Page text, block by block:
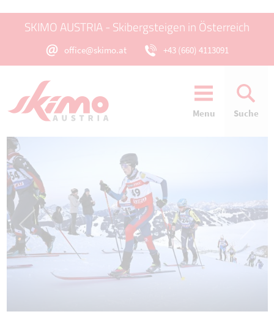
SKIMO AUSTRIA - Skibergsteigen in Österreich
office@skimo.at +43 (660) 4113091
Menu Suche